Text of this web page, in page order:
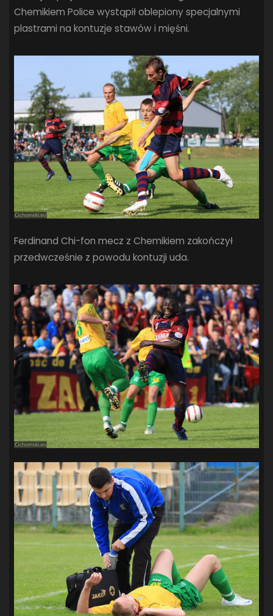
Chemikiem Police wystąpił oblepiony specjalnymi
plastrami na kontuzje stawów i mięśni.
Ferdinand Chi-fon mecz z Chemikiem zakończył
przedwcześnie z powodu kontuzji uda.